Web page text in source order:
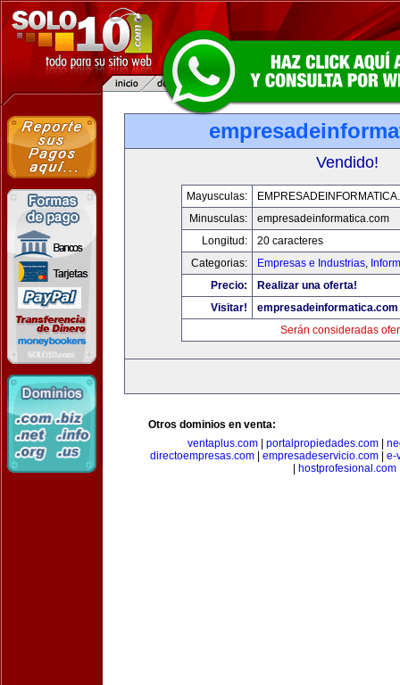
Vendido!
Mayusculas:
Minusculas:
empresadeinformatica.com
Longitud:
20 caracteres
Categorias:
Empresas e Industrias,
Precio:
Realizar una oferta!
Visitar!
empresadeinformatica.com
Serán consideradas
Otros dominios en venta:
ventaplus.com
portalpropiedades.com
directoempresas.com
empresadeservicio.com
e-
hostprofesional.com